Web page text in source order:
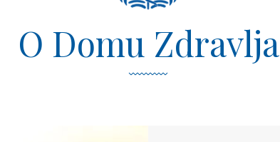
O Domu Zdravlja